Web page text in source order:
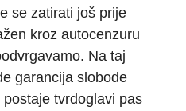
se zatirati još prije
kroz autocenzuru
Na taj
garancija slobode
postaje tvrdoglavi pas